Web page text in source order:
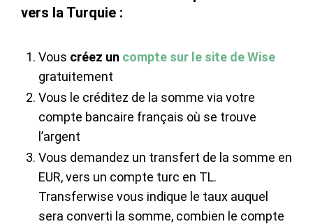
vers la Turquie :
Vous créez un compte sur le site de Wise
gratuitement
Vous le créditez de la somme via votre
compte bancaire français où se trouve
l’argent
Vous demandez un transfert de la somme en
EUR, vers un compte turc en TL.
Transferwise vous indique le taux auquel
sera converti la somme, combien le compte